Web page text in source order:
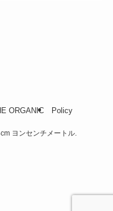
ORGANIC Policy
ヨンセンチメートル.